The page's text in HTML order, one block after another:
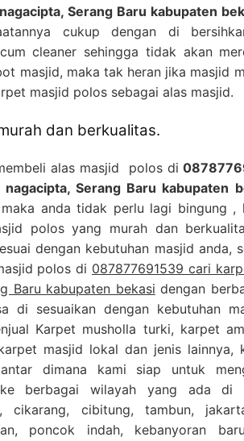
Serang Baru kabupaten
cukup dengan di
cleaner sehingga tidak akan
masjid, maka tak heran jika masjid
masjid polos sebagai alas masjid.
dan berkualitas.
alas masjid polos di
Serang Baru kabupaten
anda tidak perlu lagi bingung ,
polos yang murah dan
dengan kebutuhan masjid anda,
polos di 087877691539 cari
Baru kabupaten bekasi dengan
di sesuaikan dengan kebutuhan
Karpet musholla turki, karpet
masjid lokal dan jenis lainnya,
dimana kami siap untuk
berbagai wilayah yang ada di
cikarang, cibitung, tambun,
poncok indah, kebanyoran